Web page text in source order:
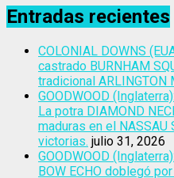
Entradas recientes
COLONIAL DOWNS
castrado BURNHAM
tradicional ARLINGTON
GOODWOOD
La potra DIAMOND
maduras en el NASSAU
victorias. julio 31, 2026
GOODWOOD
BOW ECHO doblegó